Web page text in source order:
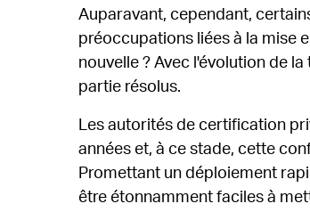
Auparavant, cependant,
préoccupations liées à la mise
nouvelle ? Avec l'évolution de
partie résolus.
Les autorités de certification
années et, à ce stade, cette
Promettant un déploiement
être étonnamment faciles à